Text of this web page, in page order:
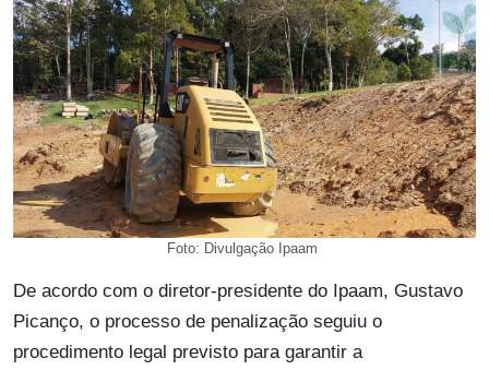
Foto: Divulgação Ipaam
De acordo com o diretor-presidente do Ipaam, Gustavo
Picanço, o processo de penalização seguiu o
procedimento legal previsto para garantir a